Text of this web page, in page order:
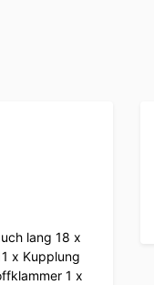
lang 18 x
x Kupplung
1 x